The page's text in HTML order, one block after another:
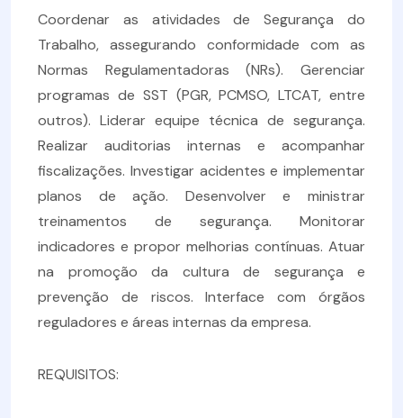
Coordenar as atividades de Segurança do
Trabalho, assegurando conformidade com as
Normas Regulamentadoras (NRs). Gerenciar
programas de SST (PGR, PCMSO, LTCAT, entre
outros). Liderar equipe técnica de segurança.
Realizar auditorias internas e acompanhar
fiscalizações. Investigar acidentes e implementar
planos de ação. Desenvolver e ministrar
treinamentos de segurança. Monitorar
indicadores e propor melhorias contínuas. Atuar
na promoção da cultura de segurança e
prevenção de riscos. Interface com órgãos
reguladores e áreas internas da empresa.
REQUISITOS: